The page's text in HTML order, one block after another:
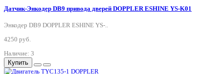
Датчик-Энкодер DB9 привода дверей DOPPLER ESHINE YS-K01
Энкодер DB9 DOPPLER ESHINE YS-..
4250 руб.
Наличие: 3
Купить